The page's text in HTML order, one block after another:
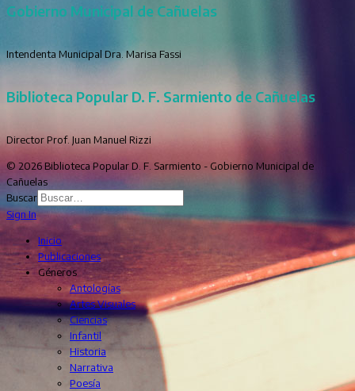
Gobierno Municipal de Cañuelas
Intendenta Municipal Dra. Marisa Fassi
Biblioteca Popular D. F. Sarmiento de Cañuelas
Director Prof. Juan Manuel Rizzi
© 2026 Biblioteca Popular D. F. Sarmiento - Gobierno Municipal de
Cañuelas
Buscar
Sign In
Inicio
Publicaciones
Géneros
Antologías
Artes Visuales
Ciencias
Infantil
Historia
Narrativa
Poesía